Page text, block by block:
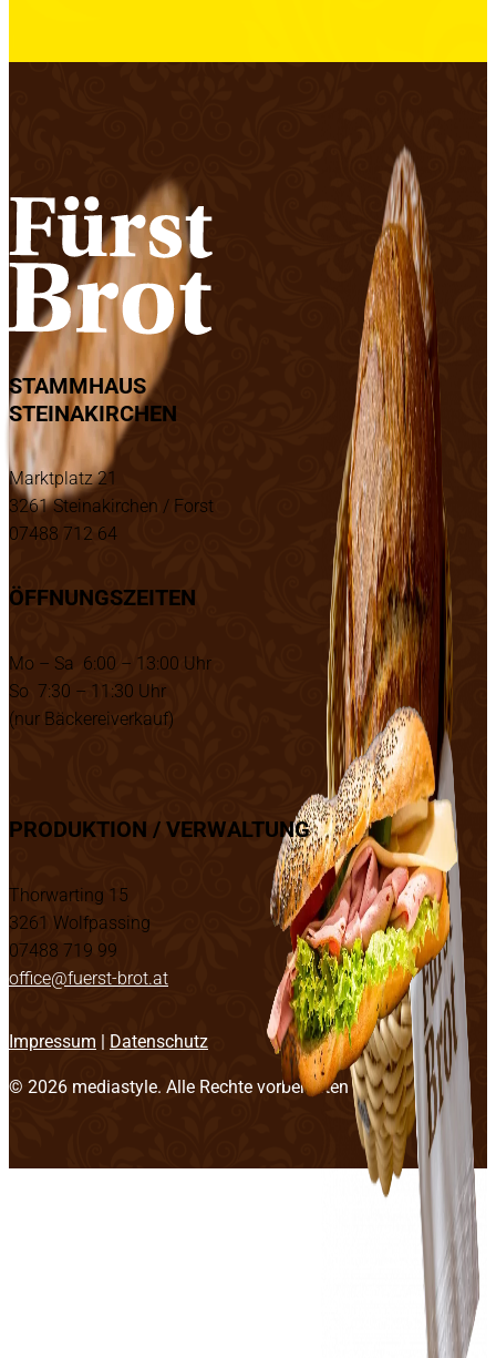
STAMMHAUS
STEINAKIRCHEN
Marktplatz 21
3261 Steinakirchen / Forst
07488 712 64
ÖFFNUNGSZEITEN
Mo – Sa 6:00 – 13:00 Uhr
So 7:30 – 11:30 Uhr
(nur Bäckereiverkauf)
PRODUKTION / VERWALTUNG
Thorwarting 15
3261 Wolfpassing
07488 719 99
office@fuerst-brot.at
Impressum | Datenschutz
© 2026 mediastyle. Alle Rechte vorbehalten